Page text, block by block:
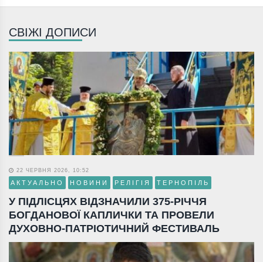
СВІЖІ ДОПИСИ
22 ЧЕРВНЯ 2026, 10:52
АКТУАЛЬНО НОВИНИ РЕЛІГІЯ ТЕРНОПІЛЬ
У ПІДЛІСЦЯХ ВІДЗНАЧИЛИ 375-РІЧЧЯ
БОГДАНОВОЇ КАПЛИЧКИ ТА ПРОВЕЛИ
ДУХОВНО-ПАТРІОТИЧНИЙ ФЕСТИВАЛЬ